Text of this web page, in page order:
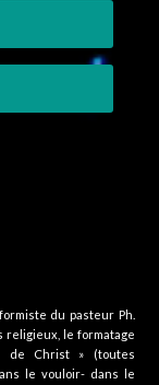
du pasteur Ph.
religieux, le formatage
de Christ » (toutes
le vouloir- dans le